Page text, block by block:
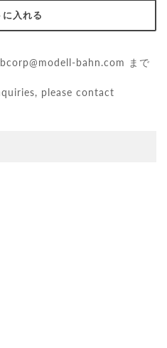
bahn.com
まで
please contact